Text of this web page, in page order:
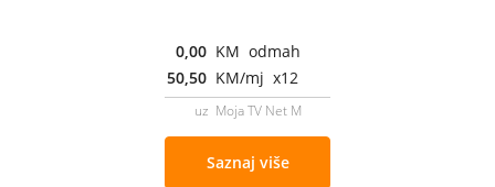
0,00 KM odmah
50,50 KM/mj x12
uz Moja TV Net M
Saznaj više